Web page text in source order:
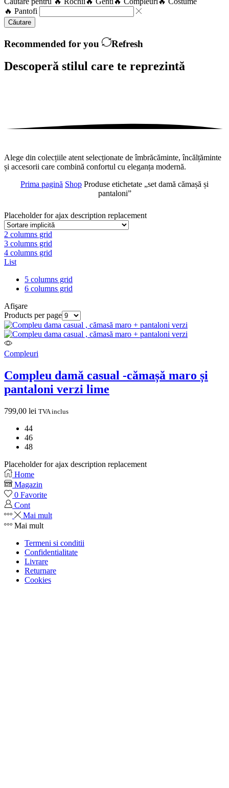
🔥 Pantofi
Căutare
Recommended for you Refresh
Descoperă stilul care te reprezintă
Alege din colecțiile atent selecționate de îmbrăcăminte, încălțăminte
și accesorii care combină confortul cu eleganța modernă.
Prima pagină Shop Produse etichetate „set damă cămașă și
pantaloni”
Placeholder for ajax description replacement
2 columns grid
3 columns grid
4 columns grid
List
5 columns grid
6 columns grid
Afişare
Products per page
Compleuri
Compleu damă casual -cămașă maro și
pantaloni verzi lime
799,00 lei TVA inclus
44
46
48
Placeholder for ajax description replacement
Home
Magazin
0 Favorite
Cont
Mai mult
Mai mult
Termeni si conditii
Confidentialitate
Livrare
Returnare
Cookies